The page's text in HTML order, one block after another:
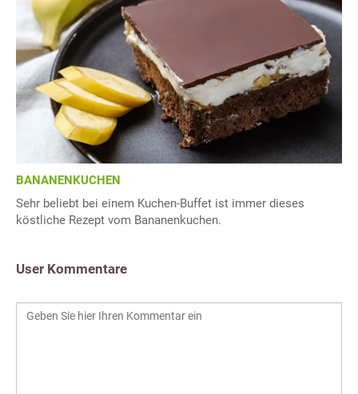
BANANENKUCHEN
Sehr beliebt bei einem Kuchen-Buffet ist immer dieses
köstliche Rezept vom Bananenkuchen.
User Kommentare